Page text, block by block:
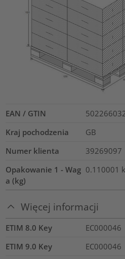
EAN / GTIN
Kraj pochodzenia
GB
Numer klienta
39269097
Opakowanie 1 - Wag
a (kg)
0.110001
Więcej informacji
ETIM 8.0 Key
EC000046
ETIM 9.0 Key
EC000046